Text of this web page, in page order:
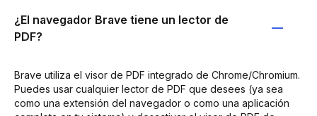
¿El navegador Brave tiene un lector de
PDF?
Brave utiliza el visor de PDF integrado de Chrome/Chromium.
Puedes usar cualquier lector de PDF que desees (ya sea
como una extensión del navegador o como una aplicación